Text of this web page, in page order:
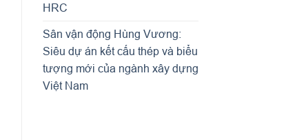
HRC
Sân vận động Hùng Vương:
Siêu dự án kết cấu thép và biểu
tượng mới của ngành xây dựng
Việt Nam